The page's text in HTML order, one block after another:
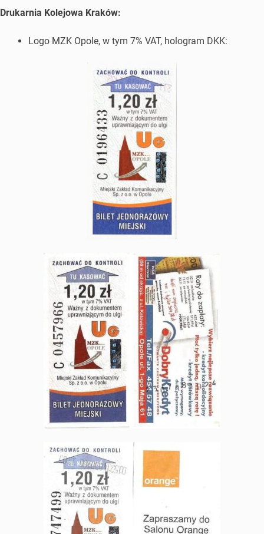
Drukarnia Kolejowa Kraków:
Logo MZK Opole, w tym 7% VAT, hologram DKK: